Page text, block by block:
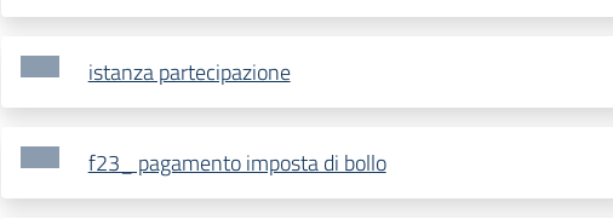
istanza partecipazione
f23_ pagamento imposta di bollo